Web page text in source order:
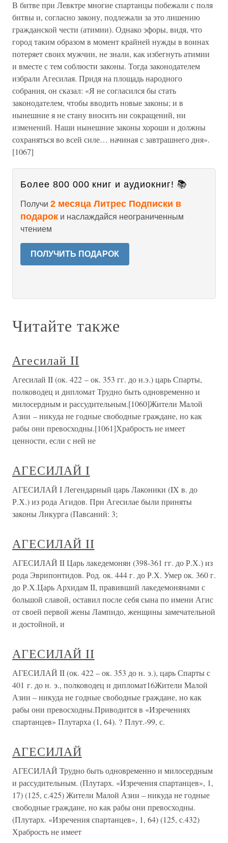
В битве при Левктре многие спартанцы побежали с поля
битвы и, согласно закону, подлежали за это лишению
гражданской чести (атимии). Однако эфоры, видя, что
город таким образом в момент крайней нужды в воинах
потеряет своих мужчин, не знали, как избегнуть атимии
и вместе с тем соблюсти законы. Тогда законодателем
избрали Агесилая. Придя на площадь народного
собрания, он сказал: «Я не согласился бы стать
законодателем, чтобы вводить новые законы; и в
нынешние я не стану вносить ни сокращений, ни
изменений. Наши нынешние законы хороши и должны
сохраняться во всей силе… начиная с завтрашнего дня».
[1067]
Более 800 000 книг и аудиокниг! 📚
Получи 2 месяца Литрес Подписки в
подарок и наслаждайся неограниченным
чтением
ПОЛУЧИТЬ ПОДАРОК
Читайте также
Агесилай II
Агесилай II (ок. 422 – ок. 353 гг. до н.э.) царь Спарты,
полководец и дипломат Трудно быть одновременно и
милосердным и рассудительным.[1060]Жители Малой
Азии – никуда не годные свободные граждане, но как
рабы они превосходны.[1061]Храбрость не имеет
ценности, если с ней не
АГЕСИЛАЙ I
АГЕСИЛАЙ I Легендарный царь Лаконики (IX в. до
Р.Х.) из рода Агидов. При Агесилае были приняты
законы Ликурга (Павсаний: 3;
АГЕСИЛАЙ II
АГЕСИЛАЙ II Царь лакедемонян (398-361 гг. до Р.Х.) из
рода Эврипонтидов. Род. ок. 444 г. до Р.Х. Умер ок. 360 г.
до Р.Х.Царь Архидам II, правивший лакедемонянами с
большой славой, оставил после себя сына по имени Агис
от своей первой жены Лампидо, женщины замечательной
и достойной, и
АГЕСИЛАЙ II
АГЕСИЛАЙ II (ок. 422 – ок. 353 до н. э.), царь Спарты с
401 г. до н. э., полководец и дипломат16Жители Малой
Азии – никуда не годные свободные граждане, но как
рабы они превосходны.Приводится в «Изречениях
спартанцев» Плутарха (1, 64). ? Плут.-99, с.
АГЕСИЛАЙ
АГЕСИЛАЙ Трудно быть одновременно и милосердным
и рассудительным. (Плутарх. «Изречения спартанцев», 1,
17) (125, с.425) Жители Малой Азии – никуда не годные
свободные граждане, но как рабы они превосходны.
(Плутарх. «Изречения спартанцев», 1, 64) (125, с.432)
Храбрость не имеет